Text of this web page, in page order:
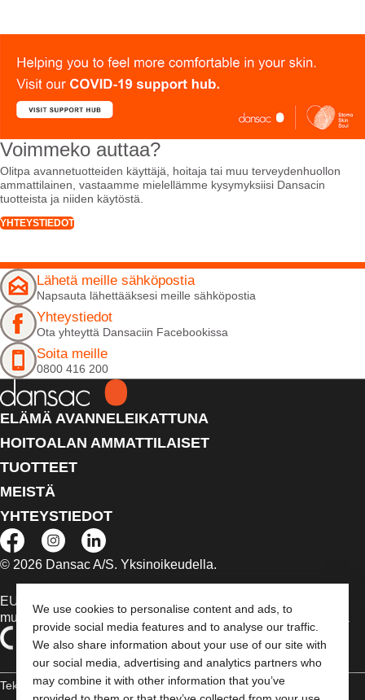
We use cookies to personalise content and ads, to
provide social media features and to analyse our traffic.
We also share information about your use of our site with
our social media, advertising and analytics partners who
may combine it with other information that you’ve
Voimmeko auttaa?
Olitpa avannetuotteiden käyttäjä, hoitaja tai muu terveydenhuollon
ammattilainen, vastaamme mielellämme kysymyksiisi Dansacin
tuotteista ja niiden käytöstä.
YHTEYSTIEDOT
Lähetä meille sähköpostia
Napsauta lähettääksesi meille sähköpostia
Yhteystiedot
Ota yhteyttä Dansaciin Facebookissa
Soita meille
0800 416 200
ELÄMÄ AVANNELEIKATTUNA
HOITOALAN AMMATTILAISET
TUOTTEET
MEISTÄ
YHTEYSTIEDOT
© 2026 Dansac A/S. Yksinoikeudella.
EU:n alueella myytävät lääkinnälliset laitteet on tapauksen
mukaan merkitty jommallakummalla seuraavista symboleista
Tekijänoikeudelliset tiedot /